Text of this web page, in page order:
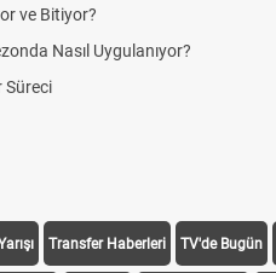
Transfer Haberleri TV'de Bugün